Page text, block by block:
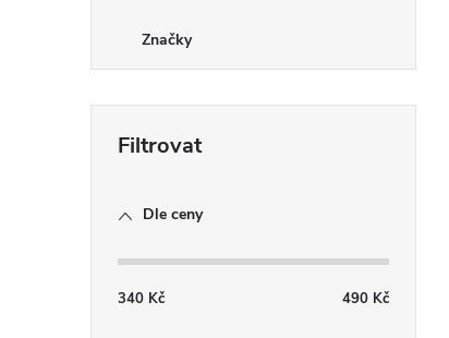
Značky
Dle ceny
340 Kč 490 Kč